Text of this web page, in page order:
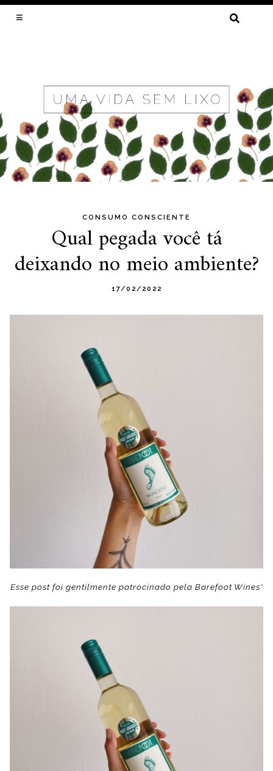
PESQUISAR
LIXO ZERO, MENOS DESPERDÍCIO E
SUSTENTABILIDADE POR CRISTAL MUNIZ
content
CONSUMO CONSCIENTE
Qual pegada você tá
deixando no meio ambiente?
17/02/2022
Esse post foi gentilmente patrocinado pela Barefoot Wines*